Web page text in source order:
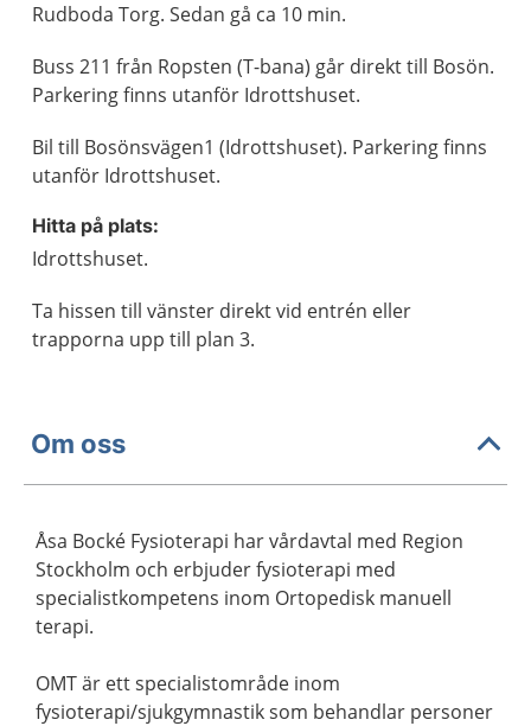
Rudboda Torg. Sedan gå ca 10 min.
Buss 211 från Ropsten (T-bana) går direkt till Bosön.
Parkering finns utanför Idrottshuset.
Bil till Bosönsvägen1 (Idrottshuset). Parkering finns
utanför Idrottshuset.
Hitta på plats:
Idrottshuset.
Ta hissen till vänster direkt vid entrén eller
trapporna upp till plan 3.
Om oss
Åsa Bocké Fysioterapi har vårdavtal med Region
Stockholm och erbjuder fysioterapi med
specialistkompetens inom Ortopedisk manuell
terapi.
OMT är ett specialistområde inom
fysioterapi/sjukgymnastik som behandlar personer